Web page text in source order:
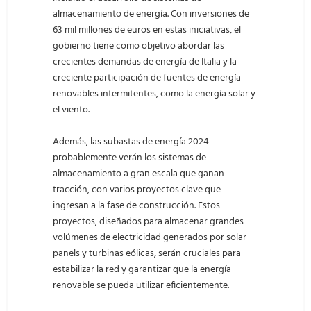
almacenamiento de energía. Con inversiones de
63 mil millones de euros en estas iniciativas, el
gobierno tiene como objetivo abordar las
crecientes demandas de energía de Italia y la
creciente participación de fuentes de energía
renovables intermitentes, como la energía solar y
el viento.
Además, las subastas de energía 2024
probablemente verán los sistemas de
almacenamiento a gran escala que ganan
tracción, con varios proyectos clave que
ingresan a la fase de construcción. Estos
proyectos, diseñados para almacenar grandes
volúmenes de electricidad generados por solar
panels y turbinas eólicas, serán cruciales para
estabilizar la red y garantizar que la energía
renovable se pueda utilizar eficientemente.